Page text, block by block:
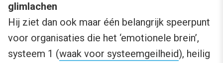
glimlachen
Hij ziet dan ook maar één belangrijk speerpunt
voor organisaties die het ‘emotionele brein’,
systeem 1 (waak voor systeemgeilheid), heilig